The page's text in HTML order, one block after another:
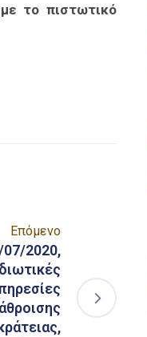
με το πιστωτικό
Επόμενο
07/2020,